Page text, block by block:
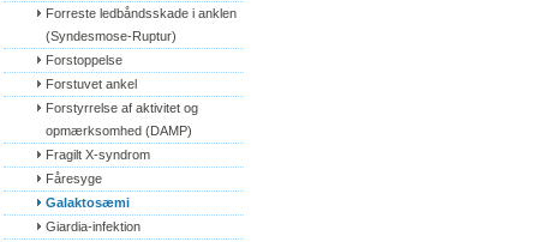
Forreste ledbåndsskade i anklen
(Syndesmose-Ruptur)
Forstoppelse
Forstuvet ankel
Forstyrrelse af aktivitet og
opmærksomhed (DAMP)
Fragilt X-syndrom
Fåresyge
Galaktosæmi
Giardia-infektion